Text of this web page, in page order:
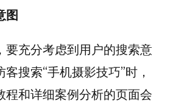
图
要充分考虑到用户的搜索意
搜索“手机摄影技巧”时，
程和详细案例分析的页面会